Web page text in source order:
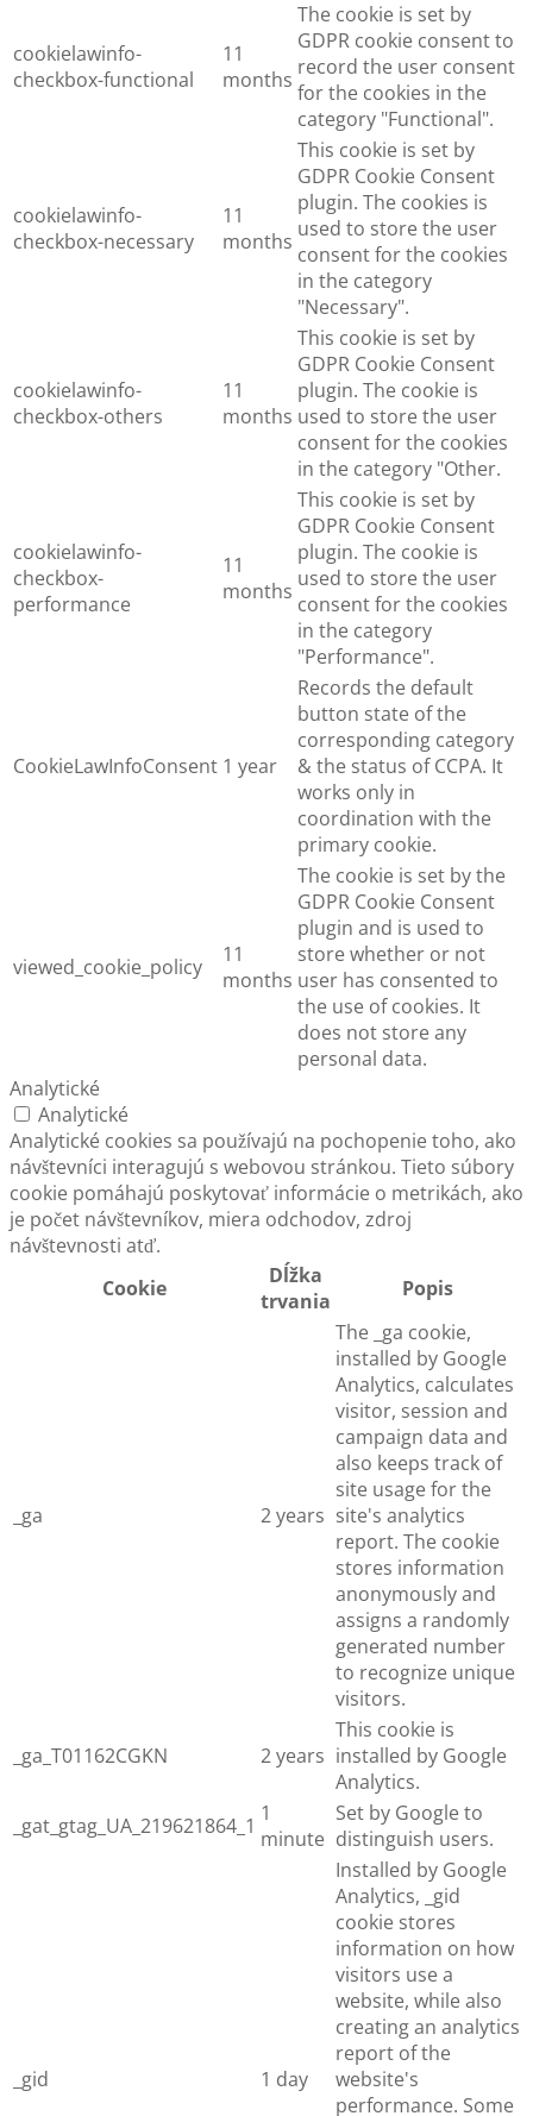
cookielawinfo-
checkbox-functional
11
months
The cookie is set by
GDPR cookie consent to
record the user consent
for the cookies in the
category "Functional".
cookielawinfo-
checkbox-necessary
11
months
This cookie is set by
GDPR Cookie Consent
plugin. The cookies is
used to store the user
consent for the cookies
in the category
"Necessary".
cookielawinfo-
checkbox-others
11
months
This cookie is set by
GDPR Cookie Consent
plugin. The cookie is
used to store the user
consent for the cookies
in the category "Other.
cookielawinfo-
checkbox-
performance
11
months
This cookie is set by
GDPR Cookie Consent
plugin. The cookie is
used to store the user
consent for the cookies
in the category
"Performance".
CookieLawInfoConsent 1 year
Records the default
button state of the
corresponding category
& the status of CCPA. It
works only in
coordination with the
primary cookie.
viewed_cookie_policy
11
months
The cookie is set by the
GDPR Cookie Consent
plugin and is used to
store whether or not
user has consented to
the use of cookies. It
does not store any
personal data.
Analytické
Analytické
Analytické cookies sa používajú na pochopenie toho, ako
návštevníci interagujú s webovou stránkou. Tieto súbory
cookie pomáhajú poskytovať informácie o metrikách, ako
je počet návštevníkov, miera odchodov, zdroj
návštevnosti atď.
Cookie
Dĺžka
trvania
Popis
_ga 2 years
The _ga cookie,
installed by Google
Analytics, calculates
visitor, session and
campaign data and
also keeps track of
site usage for the
site's analytics
report. The cookie
stores information
anonymously and
assigns a randomly
generated number
to recognize unique
visitors.
_ga_T01162CGKN 2 years
This cookie is
installed by Google
Analytics.
_gat_gtag_UA_219621864_1 1
minute
Set by Google to
distinguish users.
_gid 1 day
Installed by Google
Analytics, _gid
cookie stores
information on how
visitors use a
website, while also
creating an analytics
report of the
website's
performance. Some